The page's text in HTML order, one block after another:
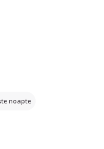
educata, consider
noapte